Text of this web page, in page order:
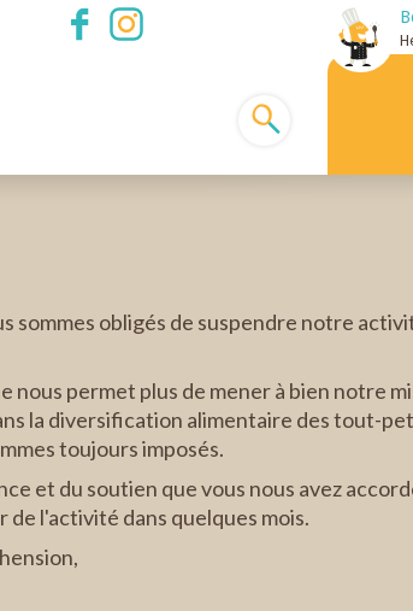
sommes obligés de suspendre notre
permet plus de mener à bien notre
la diversification alimentaire des tout-
toujours imposés.
et du soutien que vous nous avez
l'activité dans quelques mois.